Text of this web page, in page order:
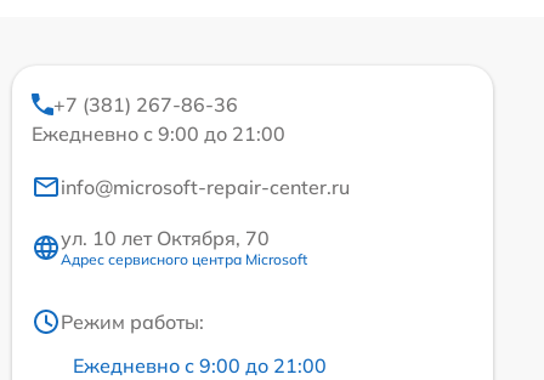
+7 (381) 267-86-36
Ежедневно с 9:00 до 21:00
info@microsoft-repair-center.ru
ул. 10 лет Октября, 70
Адрес сервисного центра Microsoft
Режим работы:
Ежедневно с 9:00 до 21:00